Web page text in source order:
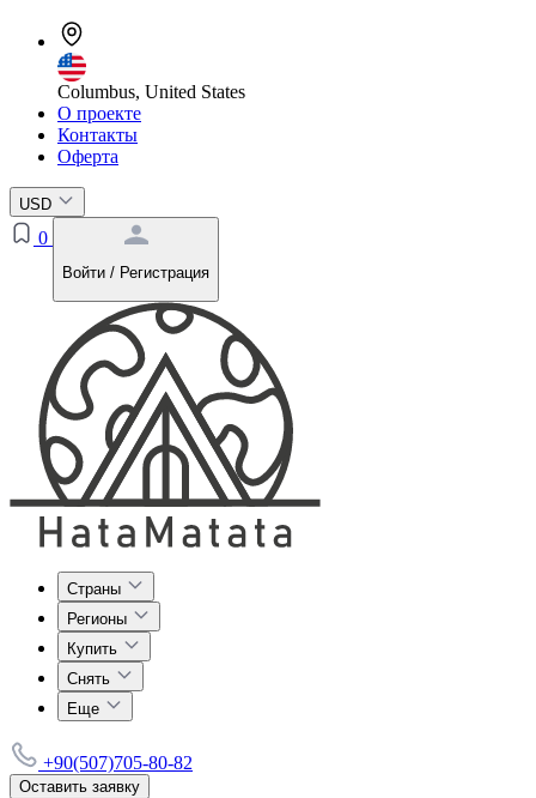
Columbus, United States
О проекте
Контакты
Оферта
USD
0
Войти / Регистрация
Страны
Регионы
Купить
Снять
Еще
+90(507)705-80-82
Оставить заявку